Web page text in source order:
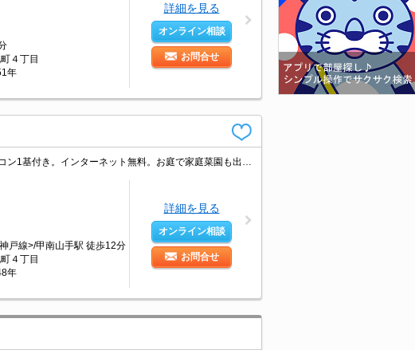
４丁目
年
詳細を見る
オンライン相談
お問合せ
戸線>/甲南山手駅 徒歩12分
４丁目
年
詳細を見る
オンライン相談
お問合せ